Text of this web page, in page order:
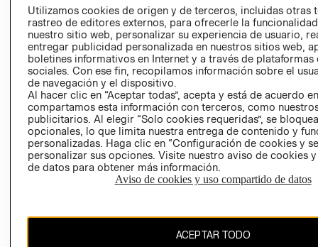
AVISO DE
COOKIES
LIBRO DE
Ecuador ($)
Utilizamos cookies de origen y de terceros, incluidas otras
rastreo de editores externos, para ofrecerle la
nuestro sitio web, personalizar su experiencia de usuario,
entregar publicidad personalizada en nuestros sitios web,
boletines informativos en Internet y a través de plataformas
sociales. Con ese fin, recopilamos información sobre el
de navegación y el dispositivo.
Al hacer clic en “Aceptar todas”, acepta y está de acuerdo
compartamos esta información con terceros, como
publicitarios. Al elegir “Solo cookies requeridas”, se
opcionales, lo que limita nuestra entrega de contenido y
personalizadas. Haga clic en “Configuración de cookies y
personalizar sus opciones. Visite nuestro aviso de cookies
de datos para obtener más información.
Aviso de cookies y uso compartido de datos
ACEPTAR TODO